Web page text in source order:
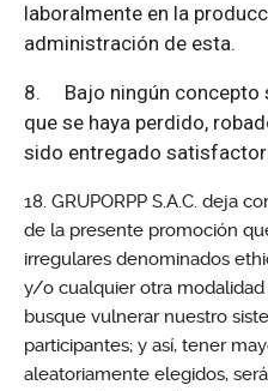
laboralmente en la
administración de esta.
8. Bajo ningún concepto
que se haya perdido,
sido entregado
GRUPORPP S.A.C. deja
de la presente promoción
irregulares denominados
y/o cualquier otra
busque vulnerar nuestro
participantes; y así, tener
aleatoriamente elegidos,